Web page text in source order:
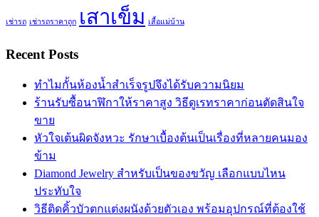
เช่ารถ เช่ารถราคาถูก เสาเข็ม เสื้อแม่บ้าน
Recent Posts
ทำไมกั้นห้องน้ำสำเร็จรูปจึงได้รับความนิยม
ร้านรับซื้อนาฬิกาให้ราคาสูง วิธีดูเรทราคาก่อนตัดสินใจ
ขาย
หัวใจเต้นผิดจังหวะ รักษาเบื้องต้นเป็นเรื่องที่หลายคนมอง
ข้าม
Diamond Jewelry สำหรับเป็นของขวัญ เลือกแบบไหน
ประทับใจ
วิธีติดคิ้วบัวตกแต่งผนังด้วยตัวเอง พร้อมอุปกรณ์ที่ต้องใช้